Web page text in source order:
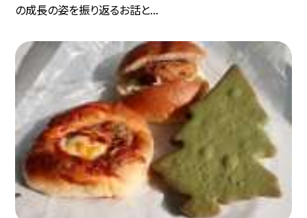
の成長の姿を振り返るお話と...